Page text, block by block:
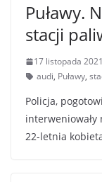
Puławy.
stacji
17 listopada 2021
audi, Puławy,
Policja,
interweniowały
22-letnia